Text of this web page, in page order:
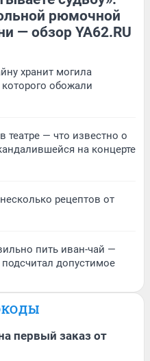
рюмочной
— обзор YA62.RU
хранит могила
обожали
театре — что известно о
на концерте
рецептов от
пить иван-чай —
допустимое
первый заказ от